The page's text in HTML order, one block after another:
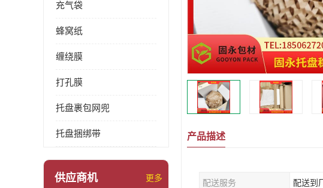
充气袋
蜂窝纸
缠绕膜
打孔膜
托盘裹包网兜
托盘捆绑带
供应商机 更多
产品描述
配送服务 配送到厂